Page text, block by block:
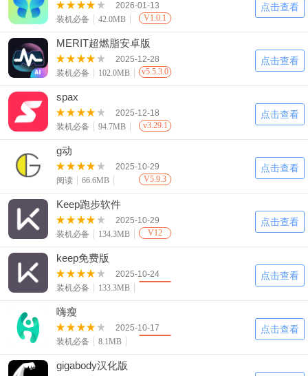
2026-01-13
装机必备
42.0MB V1.0.1
点击查看
MERIT超燃脂安卓版
2025-12-28
装机必备
102.0MB v5.5.3.0
点击查看
spax
2025-12-18
装机必备
94.7MB v3.29.1
点击查看
g动
2025-10-29
阅读
66.6MB V5.9.3
点击查看
Keep跑步软件
2025-10-29
装机必备
134.3MB V12
点击查看
keep免费版
2025-10-24
装机必备
133.3MB
点击查看
嗨瘦
2025-10-17
装机必备
8.1MB
点击查看
gigabody汉化版